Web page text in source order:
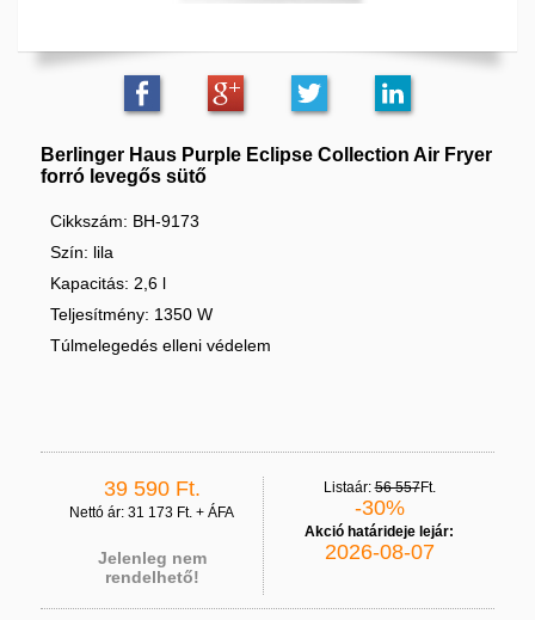
Berlinger Haus Purple Eclipse Collection Air Fryer
forró levegős sütő
Cikkszám: BH-9173
Szín: lila
Kapacitás: 2,6 l
Teljesítmény: 1350 W
Túlmelegedés elleni védelem
39 590 Ft.
Nettó ár: 31 173 Ft. + ÁFA
Jelenleg nem
rendelhető!
Listaár:56 557Ft.
-30%
Akció határideje lejár:
2026-08-07